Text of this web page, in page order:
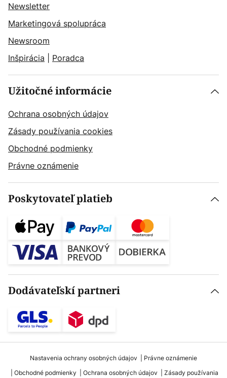
Newsletter
Marketingová spolupráca
Newsroom
Inšpirácia
Poradca
Užitočné informácie
Ochrana osobných údajov
Zásady používania cookies
Obchodné podmienky
Právne oznámenie
Poskytovateľ platieb
Dodávateľskí partneri
Nastavenia ochrany osobných údajov
Právne oznámenie
Obchodné podmienky
Ochrana osobných údajov Zásady používania